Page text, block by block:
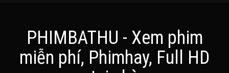
Khuyển Dạ Xoa
PHIMBATHU - Xem phim
miễn phí, Phimhay, Full HD